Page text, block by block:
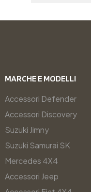
MARCHE E MODELLI
Accessori Defender
Accessori Discovery
Suzuki Jimny
Suzuki Samurai SK
Mercedes 4X4
Accessori Jeep